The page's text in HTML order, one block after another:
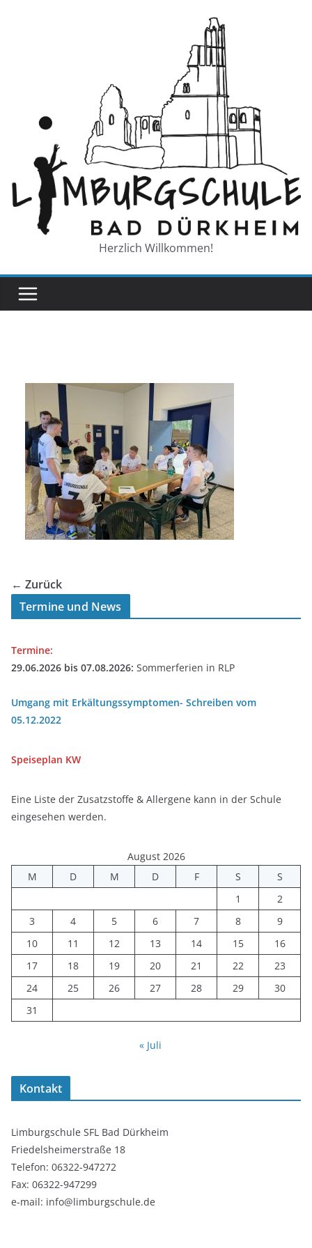
Herzlich Willkommen!
← Zurück
Termine und News
Termine:
29.06.2026 bis 07.08.2026: Sommerferien in RLP
Umgang mit Erkältungssymptomen- Schreiben vom
05.12.2022
Speiseplan KW
Eine Liste der Zusatzstoffe & Allergene kann in der Schule
eingesehen werden.
August 2026
M
D M D F S
S
1
2
3
4 5 6 7 8
9
10
11 12 13 14 15
16
17
18 19 20 21 22
23
24
25 26 27 28 29
30
31
« Juli
Kontakt
Limburgschule SFL Bad Dürkheim
Friedelsheimerstraße 18
Telefon: 06322-947272
Fax: 06322-947299
e-mail: info@limburgschule.de